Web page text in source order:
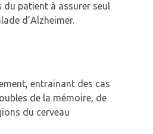
du patient à assurer seul
d’Alzheimer.
entrainant des cas
de la mémoire, de
du cerveau